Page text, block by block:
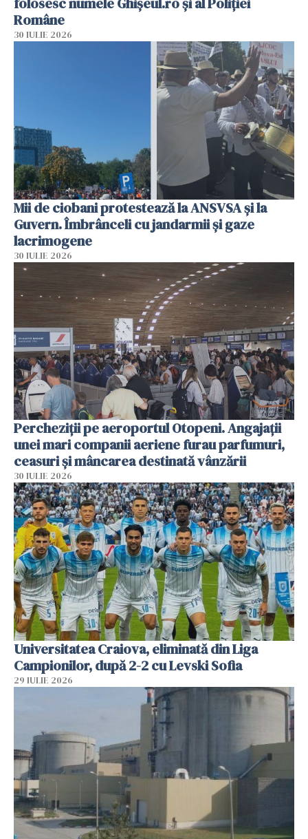
Române
30 IULIE 2026
Mii de ciobani protestează la ANSVSA și la
Guvern. Îmbrânceli cu jandarmii și gaze
lacrimogene
30 IULIE 2026
Percheziții pe aeroportul Otopeni. Angajații
unei mari companii aeriene furau parfumuri,
ceasuri și mâncarea destinată vânzării
30 IULIE 2026
Universitatea Craiova, eliminată din Liga
Campionilor, după 2-2 cu Levski Sofia
29 IULIE 2026